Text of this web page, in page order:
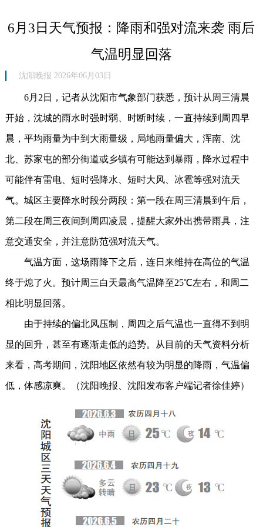
6月3日天气预报：降雨和强对流来袭 雨后
气温明显回落
沈阳晚报 2026年06月03日
6月2日，记者从沈阳市气象部门获悉，预计从周三清晨
开始，沈城的雨水时强时弱、时断时续，一直持续到周四早
晨，平均雨量为中到大雨量级，局地雨量偏大，浑南、沈
北、苏家屯的部分街道或乡镇有可能达到暴雨，降水过程中
可能伴有雷电、短时强降水、短时大风、冰雹等强对流天
气。城区主要降水时段分两段：第一段在周三清晨到午后，
第二段在周三夜间到周四凌晨，提醒大家外出携带雨具，注
意交通安全，并注意防范强对流天气。
气温方面，这场雨降下之后，连日来维持在高位的气温
终于熄了火。预计周三白天最高气温降至25℃左右，和周二
相比明显回落。
由于持续的偏北风压制，周四之后气温也一直得不到明
显的回升，甚至有逐渐走低的趋势。从目前的天气资料分析
来看，高考期间，沈阳地区依然有较为明显的降雨，气温偏
低，体感凉爽。（沈阳晚报、沈阳发布客户端记者徐佳婷）